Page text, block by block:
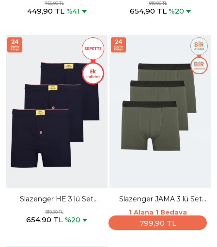
759,90 TL
449,90 TL %41
819,90 TL
654,90 TL %20
Slazenger HE 3 lü Set
Erkek Lacivert Boxer
819,90 TL
654,90 TL %20
Slazenger JAMA 3 lü Set
Erkek Haki Boxer
1 Alana 1 Bedava
799,90 TL